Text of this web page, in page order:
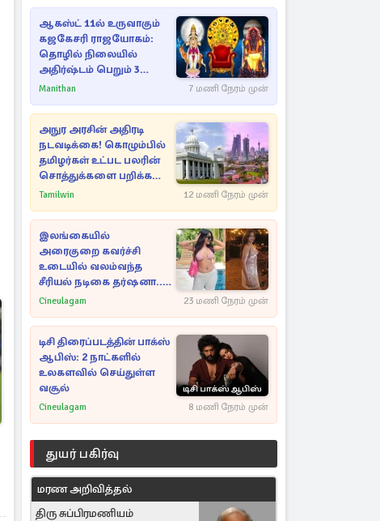
ஆகஸ்ட் 11ல் உருவாகும்
கஜகேசரி ராஜயோகம்:
தொழில் நிலையில்
அதிர்ஷ்டம் பெறும் 3
ராசிகள்!
Manithan 7 மணி நேரம் முன்
அநுர அரசின் அதிரடி
நடவடிக்கை! கொழும்பில்
தமிழர்கள் உட்பட பலரின்
சொத்துக்களை பறிக்க
நடவடிக்கை
Tamilwin 12 மணி நேரம் முன்
இலங்கையில்
அரைகுறை கவர்ச்சி
உடையில் வலம்வந்த
சீரியல் நடிகை தர்ஷனா...
அவரே வெளியிட்ட
Cineulagam 23 மணி நேரம் முன்
டிசி திரைப்படத்தின் பாக்ஸ்
ஆபிஸ்: 2 நாட்களில்
உலகளவில் செய்துள்ள
வசூல்
Cineulagam 8 மணி நேரம் முன்
துயர் பகிர்வு
மரண அறிவித்தல்
திரு சுப்பிரமணியம்